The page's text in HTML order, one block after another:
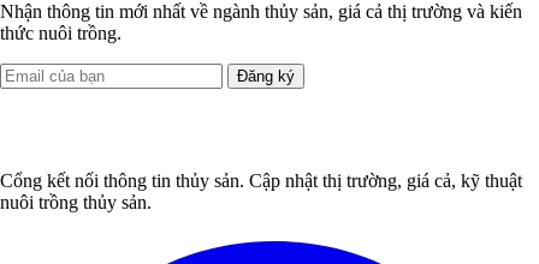
Nhận thông tin mới nhất về ngành thủy sản, giá cả thị trường và kiến
thức nuôi trồng.
Đăng ký
Cổng kết nối thông tin thủy sản. Cập nhật thị trường, giá cả, kỹ thuật
nuôi trồng thủy sản.